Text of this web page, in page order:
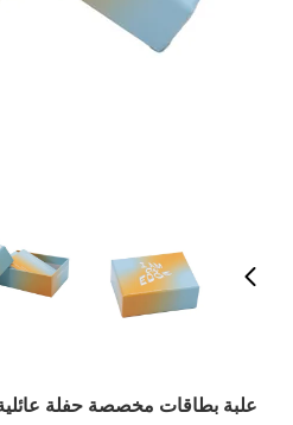
علبة بطاقات مخصصة حفلة